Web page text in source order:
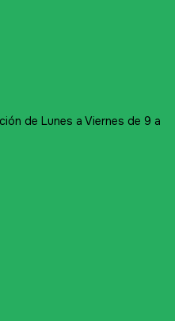
de Lunes a Viernes de 9 a